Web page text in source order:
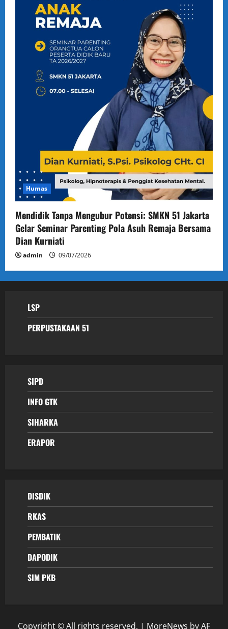
Humas
Mendidik Tanpa Mengubur Potensi: SMKN 51 Jakarta
Gelar Seminar Parenting Pola Asuh Remaja Bersama
Dian Kurniati
admin 09/07/2026
LSP
PERPUSTAKAAN 51
SIPD
INFO GTK
SIHARKA
ERAPOR
DISDIK
RKAS
PEMBATIK
DAPODIK
SIM PKB
Copyright © All rights reserved. | MoreNews by AF